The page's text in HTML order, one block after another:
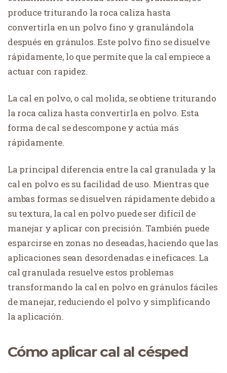
produce triturando la roca caliza hasta
convertirla en un polvo fino y granulándola
después en gránulos. Este polvo fino se disuelve
rápidamente, lo que permite que la cal empiece a
actuar con rapidez.
La cal en polvo, o cal molida, se obtiene triturando
la roca caliza hasta convertirla en polvo. Esta
forma de cal se descompone y actúa más
rápidamente.
La principal diferencia entre la cal granulada y la
cal en polvo es su facilidad de uso. Mientras que
ambas formas se disuelven rápidamente debido a
su textura, la cal en polvo puede ser difícil de
manejar y aplicar con precisión. También puede
esparcirse en zonas no deseadas, haciendo que las
aplicaciones sean desordenadas e ineficaces. La
cal granulada resuelve estos problemas
transformando la cal en polvo en gránulos fáciles
de manejar, reduciendo el polvo y simplificando
la aplicación.
Cómo aplicar cal al césped